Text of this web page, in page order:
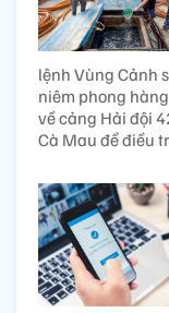
lệnh Vùng Cảnh
niêm phong
về cảng Hải đội
Cà Mau để điều